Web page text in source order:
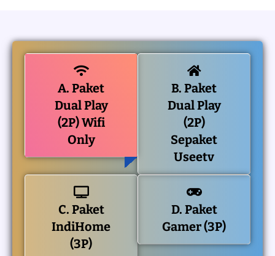
A. Paket
Dual Play
(2P) Wifi
Only
B. Paket
Dual Play
(2P)
Sepaket
Useetv
C. Paket
IndiHome
(3P)
D. Paket
Gamer (3P)